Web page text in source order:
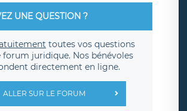
UNE QUESTION ?
toutes vos questions
juridique. Nos bénévoles
directement en ligne.
ALLER SUR LE FORUM